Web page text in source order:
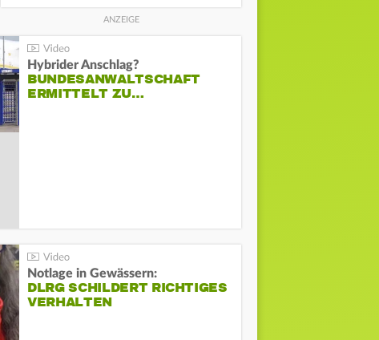
Hybrider Anschlag?
BUNDESANWALTSCHAFT
ERMITTELT ZU…
Notlage in Gewässern:
DLRG SCHILDERT RICHTIGES
VERHALTEN